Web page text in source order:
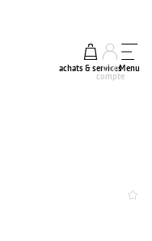
achats & services
mon
compte
Menu